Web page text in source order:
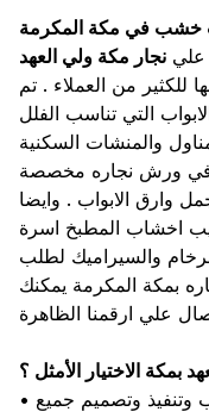
خشب في مكة المكرمة
علي نجار مكة ولي العهد
للكثير من العملاء . تم
التي تناسب الفلل
في ورش نجاره مخصصة
وارق الابواب . وايضا
اخشاب المطبخ اسرة
والسيراميك لطلب
بمكة المكرمة يمكنك
بمكة الاختيار الأمثل ؟
• تقديم افضل الخدمات من فك وتركيب وتنفيذ وتصميم جميع